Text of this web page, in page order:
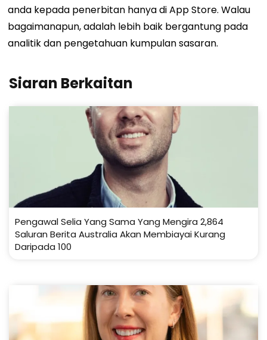
anda kepada penerbitan hanya di App Store. Walau
bagaimanapun, adalah lebih baik bergantung pada
analitik dan pengetahuan kumpulan sasaran.
Siaran Berkaitan
Pengawal Selia Yang Sama Yang Mengira 2,864
Saluran Berita Australia Akan Membiayai Kurang
Daripada 100